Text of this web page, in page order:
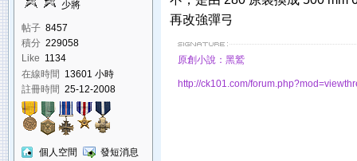
少將
帖子 8457
積分 229058
Like 1134
在線時間 13601 小時
註冊時間 25-12-2008
個人空間
發短消息
再改強彈弓
原創小說：黑鷲
http://ck101.com/